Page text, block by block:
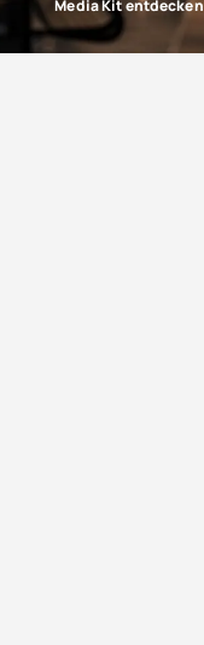
Media Kit entdecken